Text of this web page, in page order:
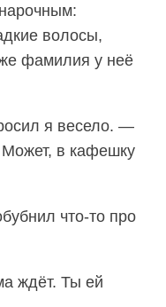
волосы,
фамилия у неё
я весело. —
в кафешку
что-то про
ждёт. Ты ей